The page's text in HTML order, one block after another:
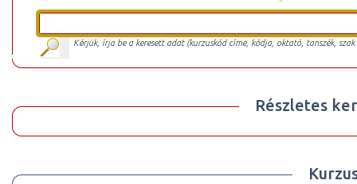
Kérjük, írja be a keresett adat (kurzuskód címe, kódja, oktató, tanszék,
Részletes